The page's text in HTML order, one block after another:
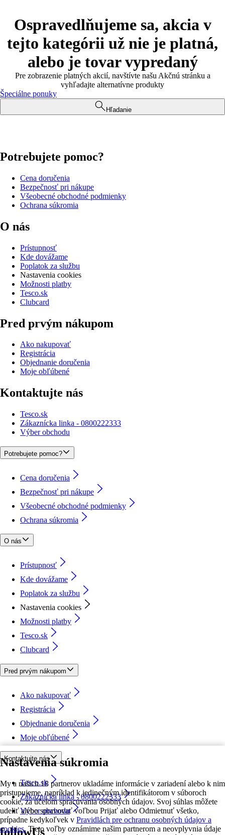
Nastavenia súkromia
My a našich 18 partnerov ukladáme informácie v zariadení alebo k nim
pristupujeme, napríklad k jedinečným identifikátorom v súboroch
cookie, za účelom spracúvania osobných údajov. Svoj súhlas môžete
udeliť alebo spravovať voľbou Prijať alebo Odmietnuť všetko,
prípadne kedykoľvek v Pravidlách pre ochranu osobných údajov a
cookies. Tieto voľby oznámime našim partnerom a neovplyvnia údaje
Ospravedlňujeme sa, akcia v
tejto kategórii už nie je platná,
alebo je tovar vypredaný
Pre zobrazenie platných akcií, navštívte našu Akčnú stránku a
vyhľadajte alternatívne produkty
Špeciálne ponuky
Hľadanie
Potrebujete pomoc?
Cena doručenia
Bezpečnosť pri nákupe
Všeobecné obchodné podmienky
Ochrana súkromia
O nás
Prístupnosť
Kde dovážame
Poplatok za službu
Nastavenia cookies
Možnosti platby
Tesco.sk
Clubcard
Pred prvým nákupom
Ako nakupovať
Registrácia
Objednanie doručenia
Moje obľúbené
Kontaktujte nás
Tesco.sk
Zákaznícka linka - 0800222333
Výber obchodu
Potrebujete pomoc?
Cena doručenia
Bezpečnosť pri nákupe
Všeobecné obchodné podmienky
Ochrana súkromia
O nás
Prístupnosť
Kde dovážame
Poplatok za službu
Nastavenia cookies
Možnosti platby
Tesco.sk
Clubcard
Pred prvým nákupom
Ako nakupovať
Registrácia
Objednanie doručenia
Moje obľúbené
Kontaktujte nás
Tesco.sk
Zákaznícka linka - 0800222333
Výber obchodu
followUs